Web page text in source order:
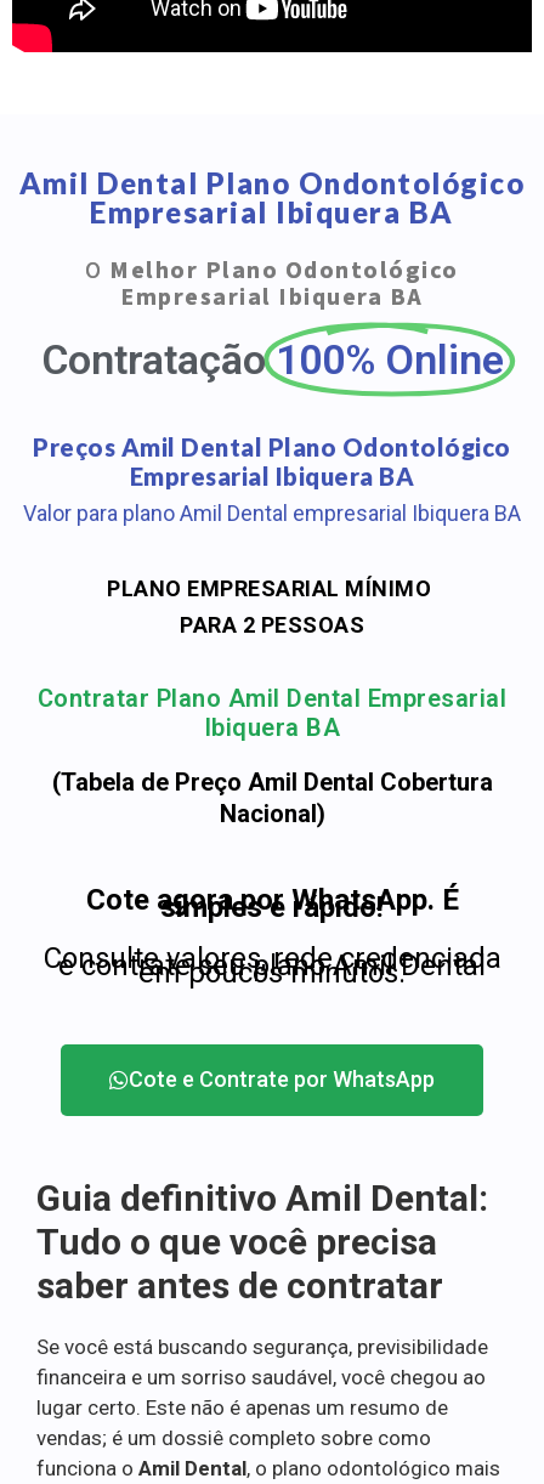
Amil Dental Plano Ondontológico
Empresarial Ibiquera BA
O Melhor Plano Odontológico
Empresarial Ibiquera BA
Contratação 100% Online
Preços Amil Dental Plano Odontológico
Empresarial Ibiquera BA
Valor para plano Amil Dental empresarial Ibiquera BA
PLANO EMPRESARIAL MÍNIMO
PARA 2 PESSOAS
Contratar Plano Amil Dental Empresarial
Ibiquera BA
(Tabela de Preço Amil Dental Cobertura
Nacional)
Cote agora por WhatsApp. É
simples e rápido!
Consulte valores, rede credenciada
e contrate seu plano Amil Dental
em poucos minutos.
Cote e Contrate por WhatsApp
Guia definitivo Amil Dental:
Tudo o que você precisa
saber antes de contratar
Se você está buscando segurança, previsibilidade
financeira e um sorriso saudável, você chegou ao
lugar certo. Este não é apenas um resumo de
vendas; é um dossiê completo sobre como
funciona o Amil Dental, o plano odontológico mais